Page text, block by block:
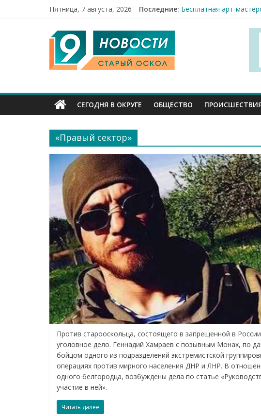
Пятница, 7 августа, 2026 Последние: Бесплатная арт-
49,5 млн руб.
Строители принимают
Праздник спорта и
9
Канал
Старый
Оскол
СЕГОДНЯ В ОКРУГЕ ОБЩЕСТВО
«Правый сектор»
Против старооскольца, состоящего в запрещенной в
уголовное дело. Геннадий Хамраев с позывным Монах, по
бойцом одного из подразделений экстремистской
операциях против мирного населения ДНР и ЛНР. В
одного белгородца, возбуждены дела по статье
участие в ней».
Читать далее